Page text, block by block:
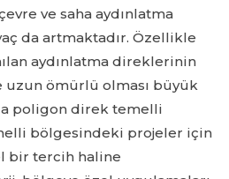
ve saha aydınlatma
da artmaktadır. Özellikle
aydınlatma direklerinin
uzun ömürlü olması büyük
poligon direk temelli
bölgesindeki projeler için
bir tercih haline